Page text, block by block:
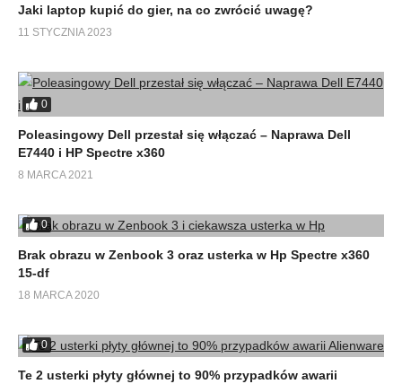
Odtwarzaj bezpośrednio na YT
Autor: Daniel Rakowiecki
(Visited 2 176 times, 1 visits today)
Jaki laptop kupić do gier, na co zwrócić uwagę?
11 STYCZNIA 2023
0
Poleasingowy Dell przestał się włączać – Naprawa Dell
E7440 i HP Spectre x360
8 MARCA 2021
0
Brak obrazu w Zenbook 3 oraz usterka w Hp Spectre x360
15-df
18 MARCA 2020
0
Te 2 usterki płyty głównej to 90% przypadków awarii